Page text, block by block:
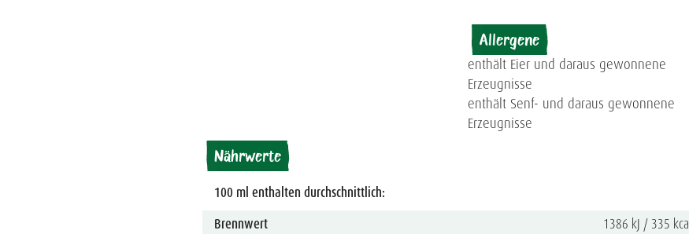
Allergene
enthält Eier und daraus gewonnene
Erzeugnisse
enthält Senf- und daraus gewonnene
Erzeugnisse
Nährwerte
100 ml enthalten durchschnittlich:
Brennwert
1386 kJ / 335 kcal